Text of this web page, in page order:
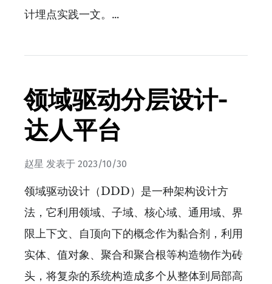
计埋点实践一文。…
领域驱动分层设计-
达人平台
赵星 发表于 2023/10/30
领域驱动设计（DDD）是一种架构设计方
法，它利用领域、子域、核心域、通用域、界
限上下文、自顶向下的概念作为黏合剂，利用
实体、值对象、聚合和聚合根等构造物作为砖
头，将复杂的系统构造成多个从整体到局部高